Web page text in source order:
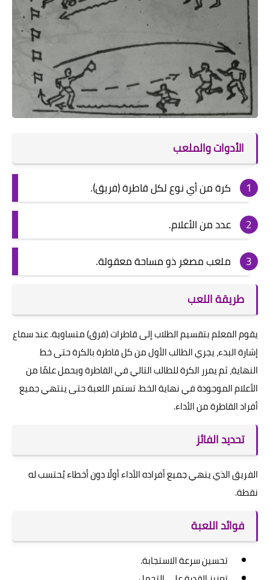
الأدوات والملعب
كرة من أي نوع لكل قاطرة (فريق).
عدد من الأعلام.
ملعب مصغر ذو مساحة معقولة.
طريقة اللعب
يقوم المعلم بتقسيم الطلاب إلى قاطرات (فرق) متساوية. عند سماع
إشارة البدء، يجري الطالب الأول من كل قاطرة بالكرة حتى خط
النهاية، ثم يمرر الكرة للطالب التالي في القاطرة ويحمل علمًا من
الأعلام الموجودة في نهاية الخط. تستمر اللعبة حتى ينتهي جميع
أفراد القاطرة من الأداء.
تحديد الفائز
الفريق الذي ينهي جميع أفراده الأداء أولًا دون أخطاء يُحتسب له
نقطة.
فوائد اللعبة
تحسين سرعة الاستجابة.